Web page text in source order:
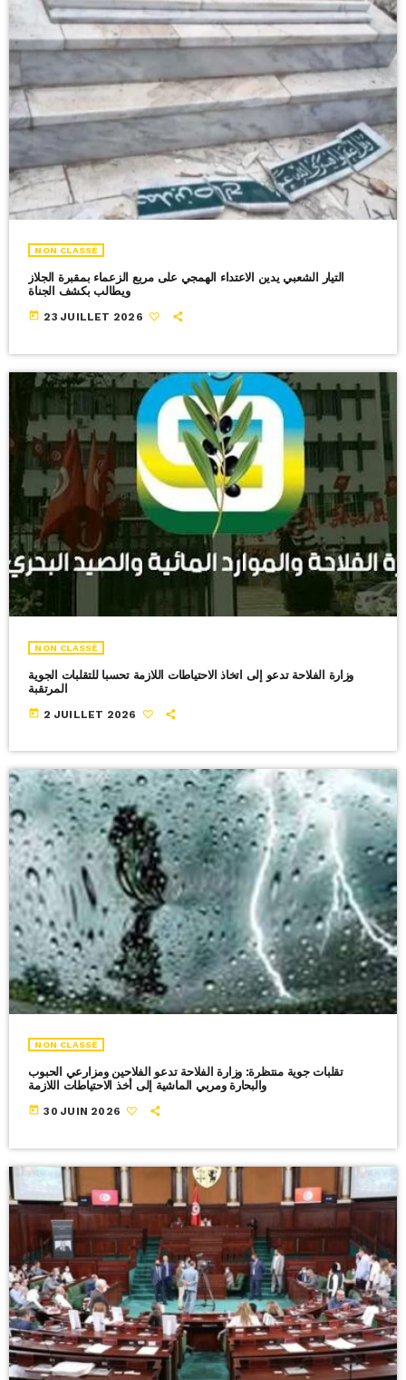
NON CLASSÉ
التيار الشعبي يدين الاعتداء الهمجي على مربع الزعماء بمقبرة الجلاز
ويطالب بكشف الجناة
today 23 JUILLET 2026
NON CLASSÉ
وزارة الفلاحة تدعو إلى اتخاذ الاحتياطات اللازمة تحسبا للتقلبات الجوية
المرتقبة
today 2 JUILLET 2026
NON CLASSÉ
تقلبات جوية منتظرة: وزارة الفلاحة تدعو الفلاحين ومزارعي الحبوب
والبحارة ومربي الماشية إلى أخذ الاحتياطات اللازمة
today 30 JUIN 2026